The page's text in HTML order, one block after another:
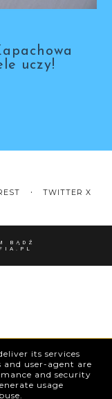
uczy!
TWITTER X
BĄDŹ
its services
and user-agent are
and security
usage